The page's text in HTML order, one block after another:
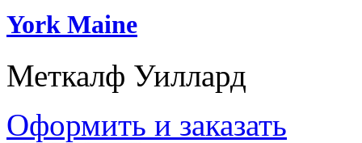
York Maine
Меткалф Уиллард
Оформить и заказать